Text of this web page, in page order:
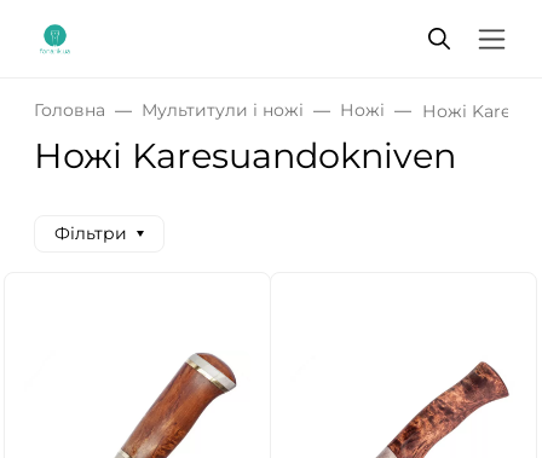
Головна Мультитули і ножі Ножі Ножі
Ножі Karesuandokniven
Фільтри